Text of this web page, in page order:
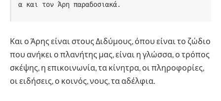
α και τον Άρη παραδοσιακά.
Και ο Άρης είναι στους Διδύμους, όπου είναι το ζώδιο
που ανήκει ο πλανήτης μας, είναι η γλώσσα, ο τρόπος
σκέψης, η επικοινωνία, τα κίνητρα, οι πληροφορίες,
οι ειδήσεις, ο κοινός, νους, τα αδέλφια.